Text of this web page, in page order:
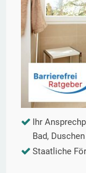
Ihr
Bad,
Staatliche